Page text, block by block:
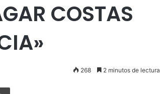
COSTAS
268 2 minutos de lectura
Imprimir